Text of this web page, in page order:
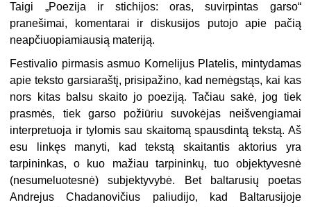
Taigi „Poezija ir sti­chijos: oras, suvirpintas garso“
pranešimai, komentarai ir diskusijos putojo apie pačią
neapčiuopiamiausią materiją.
Festivalio pirmasis asmuo Kornelijus Pla­telis, mintydamas
apie teksto garsiaraštį, prisipažino, kad nemėgstąs, kai kas
nors kitas balsu skaito jo poeziją. Tačiau sakė, jog tiek
prasmės, tiek garso požiūriu suvokėjas neiš­vengiamai
interpretuoja ir tylomis sau skaito­mą spausdintą tekstą. Aš
esu linkęs manyti, kad tekstą skaitantis aktorius yra
tarpininkas, o kuo mažiau tarpininkų, tuo objektyvesnė
(nesumeluotesnė) subjektyvybė. Bet baltarusių poetas
Andrejus Chadanovičius paliudijo, kad Baltarusijoje